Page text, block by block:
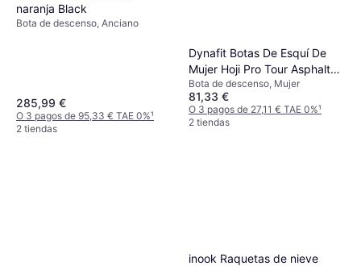
naranja Black
Bota de descenso, Anciano
285,99 €
O 3 pagos de 95,33 € TAE 0%¹
2 tiendas
Dynafit Botas De Esquí De
Mujer Hoji Pro Tour Asphalt
Hibiscus 24.0
Bota de descenso, Mujer
81,33 €
O 3 pagos de 27,11 € TAE 0%¹
2 tiendas
inook Raquetas de nieve